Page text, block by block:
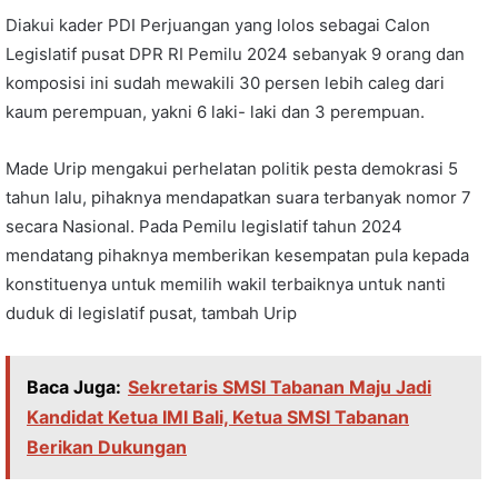
Diakui kader PDI Perjuangan yang lolos sebagai Calon
Legislatif pusat DPR RI Pemilu 2024 sebanyak 9 orang dan
komposisi ini sudah mewakili 30 persen lebih caleg dari
kaum perempuan, yakni 6 laki- laki dan 3 perempuan.
Made Urip mengakui perhelatan politik pesta demokrasi 5
tahun lalu, pihaknya mendapatkan suara terbanyak nomor 7
secara Nasional. Pada Pemilu legislatif tahun 2024
mendatang pihaknya memberikan kesempatan pula kepada
konstituenya untuk memilih wakil terbaiknya untuk nanti
duduk di legislatif pusat, tambah Urip
Baca Juga: Sekretaris SMSI Tabanan Maju Jadi
Kandidat Ketua IMI Bali, Ketua SMSI Tabanan
Berikan Dukungan